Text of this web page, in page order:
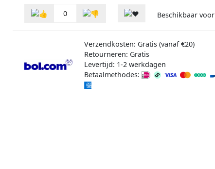
0 Beschikbaar voor
Verzendkosten: Gratis (vanaf €20)
Retourneren: Gratis
Levertijd: 1-2 werkdagen
Betaalmethodes: